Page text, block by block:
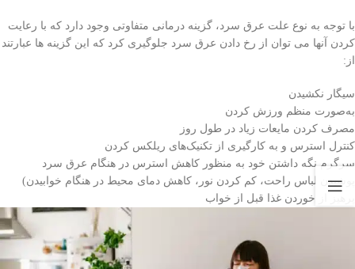
با توجه به نوع علت عرق سرد، گزینه درمانی متفاوتی وجود دارد که با رعایت
کردن آنها می توان از رخ دادن عرق سرد جلوگیری کرد که این گزینه ها عبارتند
از:
سیگار نکشیدن
به‌صورت منظم ورزش کردن
مصرف کردن مایعات زیاد در طول روز
کنترل استرس و به کارگیری از تکنیک‌های ریلکس کردن
سرگرم نگه داشتن خود به منظور کاهش استرس در هنگام عرق سرد
پوشیدن لباس راحت، کم کردن نور، کاهش دمای محیط در هنگام خوابیدن)
پرهیز از خوردن غذا قبل از خواب